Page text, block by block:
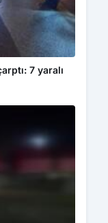
7 yaralı